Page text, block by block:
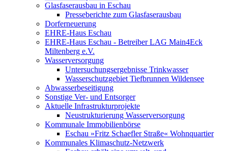
Glasfaserausbau in Eschau
Presseberichte zum Glasfaserausbau
Dorferneuerung
EHRE-Haus Eschau
EHRE-Haus Eschau - Betreiber LAG Main4Eck
Miltenberg e.V.
Wasserversorgung
Untersuchungsergebnisse Trinkwasser
Wasserschutzgebiet Tiefbrunnen Wildensee
Abwasserbeseitigung
Sonstige Ver- und Entsorger
Aktuelle Infrastrukturprojekte
Neustrukturierung Wasserversorgung
Kommunale Immobilienbörse
Eschau »Fritz Schaefler Straße« Wohnquartier
Kommunales Klimaschutz-Netzwerk